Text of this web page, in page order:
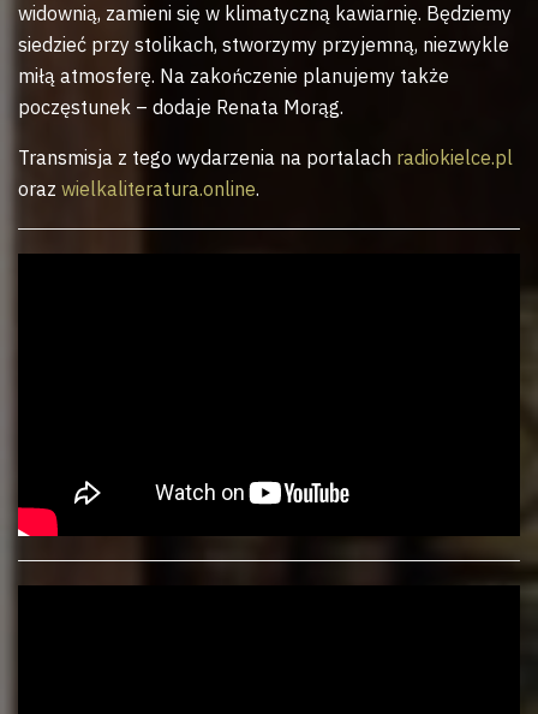
widownią, zamieni się w klimatyczną kawiarnię. Będziemy
siedzieć przy stolikach, stworzymy przyjemną, niezwykle
miłą atmosferę. Na zakończenie planujemy także
poczęstunek – dodaje Renata Morąg.
Transmisja z tego wydarzenia na portalach radiokielce.pl
oraz wielkaliteratura.online.